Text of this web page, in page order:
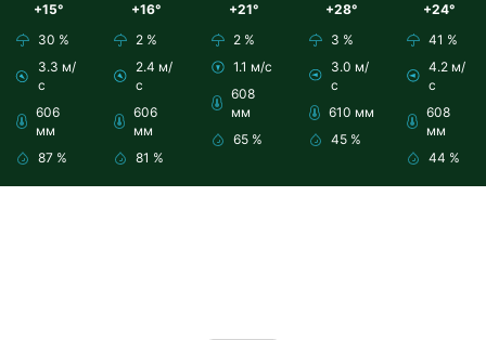
+15°
30 %
3.3 м/
с
606
мм
87 %
+16°
2 %
2.4 м/
с
606
мм
81 %
+21°
2 %
1.1 м/с
608
мм
65 %
+28°
3 %
3.0 м/
с
610 мм
45 %
+24°
41 %
4.2 м/
с
608
мм
44 %